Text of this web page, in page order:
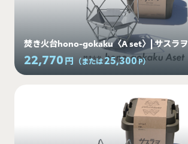
焚き火台hono-gokaku〈A set〉| サスラヲ
22,770 円 （または25,300P）